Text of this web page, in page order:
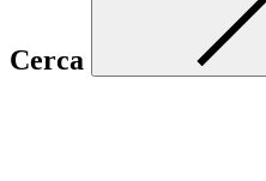
Cerca